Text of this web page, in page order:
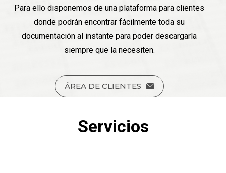
Para ello disponemos de una plataforma para clientes
donde podrán encontrar fácilmente toda su
documentación al instante para poder descargarla
siempre que la necesiten.
ÁREA DE CLIENTES
Servicios